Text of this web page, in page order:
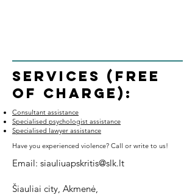
Services (free
of charge):
Consultant assistance
Specialised psychologist assistance
Specialised lawyer assistance
Have you experienced violence? Call or write to us!
Email: siauliuapskritis@slk.lt
Šiauliai city, Akmenė,